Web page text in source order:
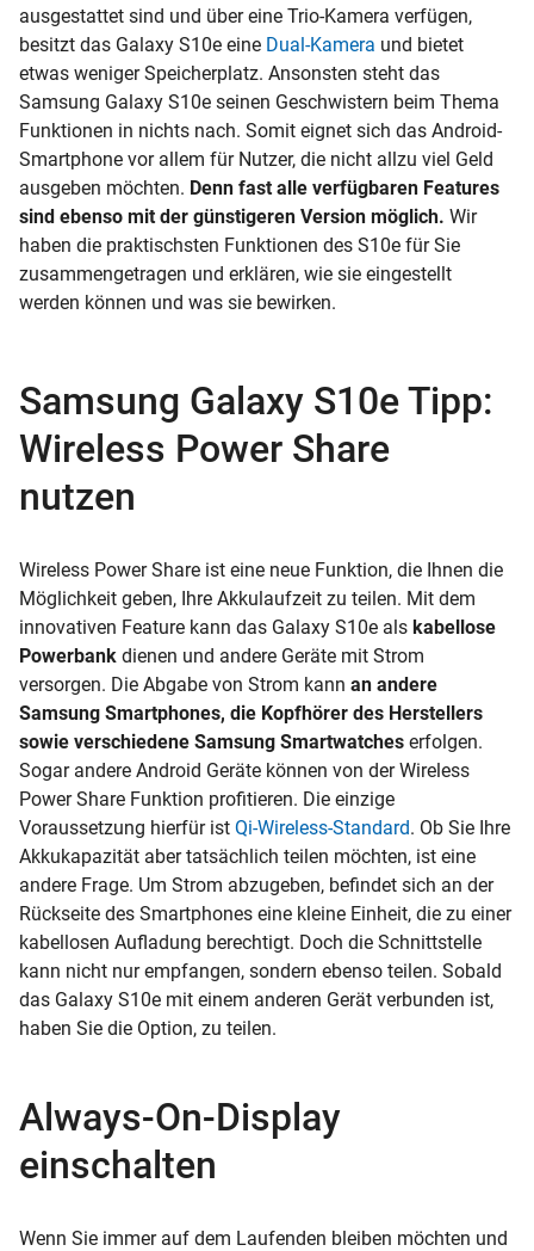
ausgestattet sind und über eine Trio-Kamera verfügen,
besitzt das Galaxy S10e eine Dual-Kamera und bietet
etwas weniger Speicherplatz. Ansonsten steht das
Samsung Galaxy S10e seinen Geschwistern beim Thema
Funktionen in nichts nach. Somit eignet sich das Android-
Smartphone vor allem für Nutzer, die nicht allzu viel Geld
ausgeben möchten. Denn fast alle verfügbaren Features
sind ebenso mit der günstigeren Version möglich. Wir
haben die praktischsten Funktionen des S10e für Sie
zusammengetragen und erklären, wie sie eingestellt
werden können und was sie bewirken.
Samsung Galaxy S10e Tipp:
Wireless Power Share
nutzen
Wireless Power Share ist eine neue Funktion, die Ihnen die
Möglichkeit geben, Ihre Akkulaufzeit zu teilen. Mit dem
innovativen Feature kann das Galaxy S10e als kabellose
Powerbank dienen und andere Geräte mit Strom
versorgen. Die Abgabe von Strom kann an andere
Samsung Smartphones, die Kopfhörer des Herstellers
sowie verschiedene Samsung Smartwatches erfolgen.
Sogar andere Android Geräte können von der Wireless
Power Share Funktion profitieren. Die einzige
Voraussetzung hierfür ist Qi-Wireless-Standard. Ob Sie Ihre
Akkukapazität aber tatsächlich teilen möchten, ist eine
andere Frage. Um Strom abzugeben, befindet sich an der
Rückseite des Smartphones eine kleine Einheit, die zu einer
kabellosen Aufladung berechtigt. Doch die Schnittstelle
kann nicht nur empfangen, sondern ebenso teilen. Sobald
das Galaxy S10e mit einem anderen Gerät verbunden ist,
haben Sie die Option, zu teilen.
Always-On-Display
einschalten
Wenn Sie immer auf dem Laufenden bleiben möchten und